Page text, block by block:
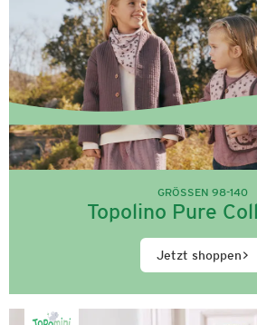
GRÖSSEN 98-140
Topolino Pure
Jetzt shoppen